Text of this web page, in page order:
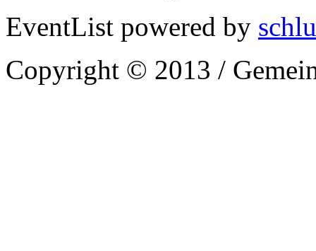
EventList powered by
Copyright © 2013 /